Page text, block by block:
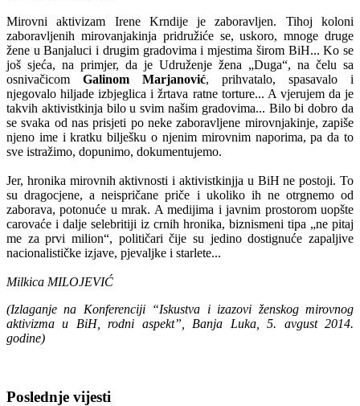
Mirovni aktivizam Irene Krndije je zaboravljen. Tihoj koloni
zaboravljenih mirovanjakinja pridružiće se, uskoro, mnoge druge
žene u Banjaluci i drugim gradovima i mjestima širom BiH... Ko se
još sjeća, na primjer, da je Udruženje žena „Duga“, na čelu sa
osnivačicom Galinom Marjanović, prihvatalo, spasavalo i
njegovalo hiljade izbjeglica i žrtava ratne torture... A vjerujem da je
takvih aktivistkinja bilo u svim našim gradovima... Bilo bi dobro da
se svaka od nas prisjeti po neke zaboravljene mirovnjakinje, zapiše
njeno ime i kratku bilješku o njenim mirovnim naporima, pa da to
sve istražimo, dopunimo, dokumentujemo.
Jer, hronika mirovnih aktivnosti i aktivistkinjja u BiH ne postoji. To
su dragocjene, a neispričane priče i ukoliko ih ne otrgnemo od
zaborava, potonuće u mrak. A medijima i javnim prostorom uopšte
carovaće i dalje selebritiji iz crnih hronika, biznismeni tipa „ne pitaj
me za prvi milion“, političari čije su jedino dostignuće zapaljive
nacionalističke izjave, pjevaljke i starlete...
Milkica MILOJEVIĆ
(Izlaganje na Konferenciji “Iskustva i izazovi ženskog mirovnog
aktivizma u BiH, rodni aspekt”, Banja Luka, 5. avgust 2014.
godine)
Poslednje vijesti